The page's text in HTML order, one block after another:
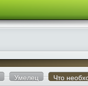
Умелец Что